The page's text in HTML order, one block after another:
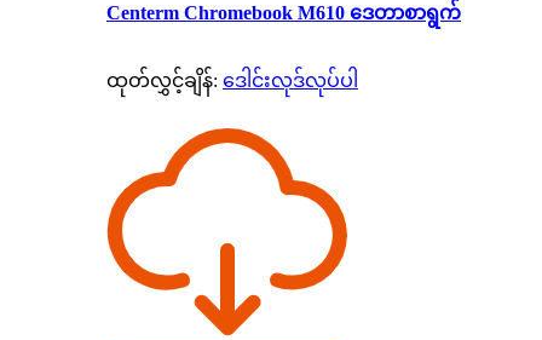
Centerm Chromebook M610 ဒေတာစာရွက်
ထုတ်လွှင့်ချိန်: ဒေါင်းလုဒ်လုပ်ပါ